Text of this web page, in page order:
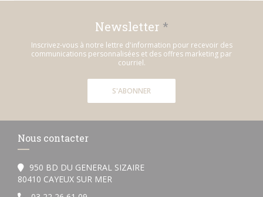
Newsletter *
Inscrivez-vous à notre lettre d'information pour recevoir des
communications personnalisées et des offres marketing par
courriel.
S'ABONNER
Nous contacter
950 BD DU GENERAL SIZAIRE
80410 CAYEUX SUR MER